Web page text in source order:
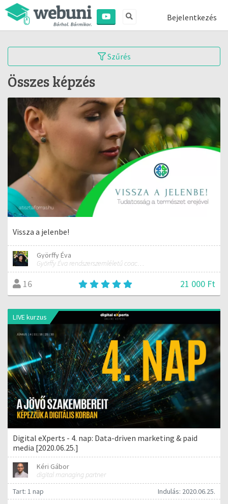
Bejelentkezés
Szűrés
Összes képzés
Vissza a jelenbe!
Györffy Éva
Györffy Éva rendszerszemléletű coach, tréner, alternatív mozgás- és erdőterápiás szakember
16 21 000 Ft
LIVE kurzus
Digital eXperts - 4. nap: Data-driven marketing & paid
media [2020.06.25.]
Kéri Gábor
digital managing partner
Tart: 1 nap
Indulás: 2020.06.25.